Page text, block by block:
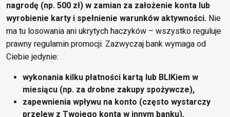
nagrodę (np. 500 zł) w zamian za założenie konta lub
wyrobienie karty i spełnienie warunków aktywności. Nie
ma tu losowania ani ukrytych haczyków – wszystko reguluje
prawny regulamin promocji. Zazwyczaj bank wymaga od
Ciebie jedynie:
wykonania kilku płatności kartą lub BLIKiem w
miesiącu (np. za drobne zakupy spożywcze),
zapewnienia wpływu na konto (często wystarczy
przelew z Twojego konta w innym banku),